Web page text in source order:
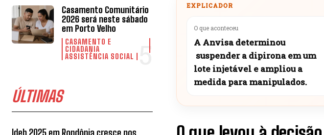
Casamento Comunitário
2026 será neste sábado
em Porto Velho
CASAMENTO E
CIDADANIA
ASSISTÊNCIA SOCIAL
ÚLTIMAS
Ideb 2025 em Rondônia cresce nos
EXPLICADOR
O que aconteceu
A Anvisa determinou
suspender a dipironaem um
lote injetável e ampliou a
medida para manipulados.